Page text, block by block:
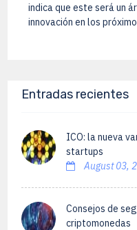
indica que este será un
innovación en los
Entradas recientes
ICO: la nueva
startups
August 03,
Consejos de
criptomonedas